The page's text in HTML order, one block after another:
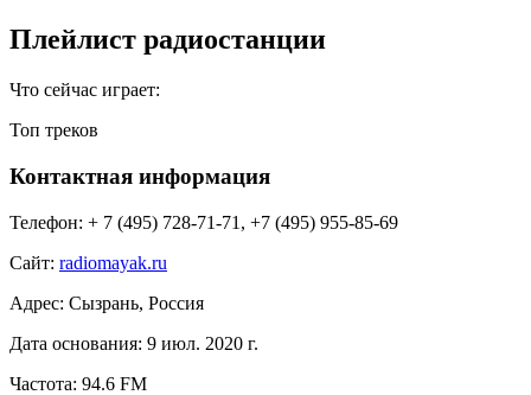
Плейлист радиостанции
Что сейчас играет:
Топ треков
Контактная информация
Телефон: + 7 (495) 728-71-71, +7 (495) 955-85-69
Сайт: radiomayak.ru
Адрес: Сызрань, Россия
Дата основания: 9 июл. 2020 г.
Частота: 94.6 FM